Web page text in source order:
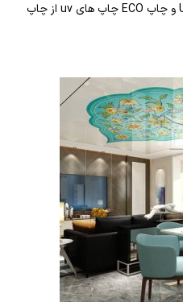
دو روش چاپ نیز وجود دارد . چاپ UV و چاپ ECO چاپ های uv از چاپ